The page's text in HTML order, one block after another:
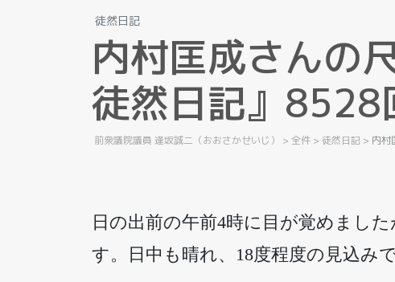
徒然日記
内村匡成さんの
徒然日記』 8528
前衆議院議員 逢坂誠二（おおさかせいじ） > 全件 > 徒然日記 > 内村
日の出前の午前4時に目が覚めまし
す。日中も晴れ、18度程度の見込みで